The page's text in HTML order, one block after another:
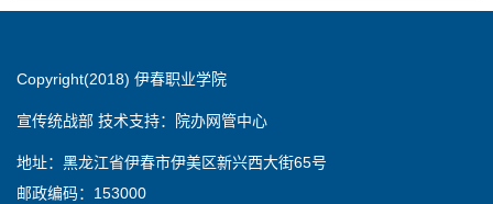
Copyright(2018) 伊春职业学院
宣传统战部 技术支持：院办网管中心
地址：黑龙江省伊春市伊美区新兴西大街65号
邮政编码：153000